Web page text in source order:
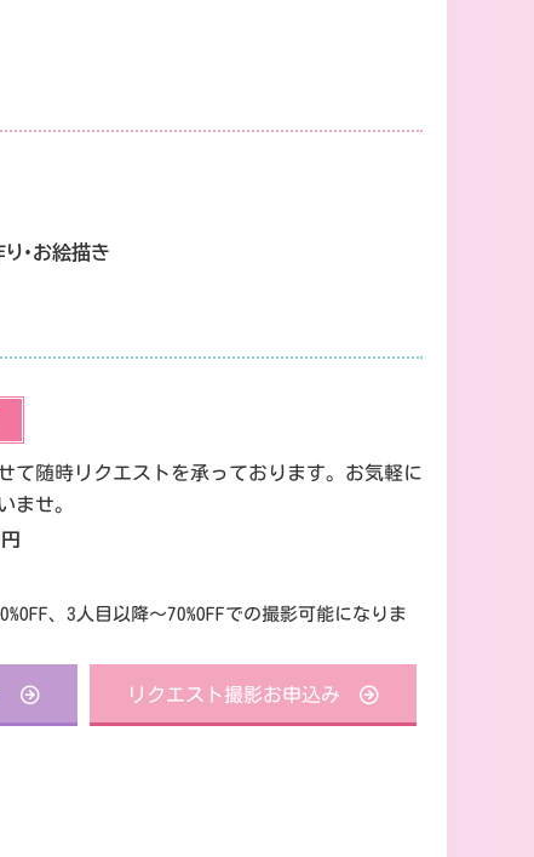
・お絵描き
て随時リクエストを承っております。お気軽に
ませ。
、3人目以降～70%OFFでの撮影可能になりま
リクエスト撮影お申込み